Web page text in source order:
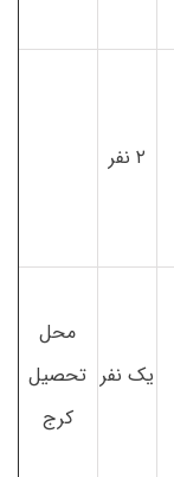
۲ نفر
یک نفر
محل
تحصیل
کرج